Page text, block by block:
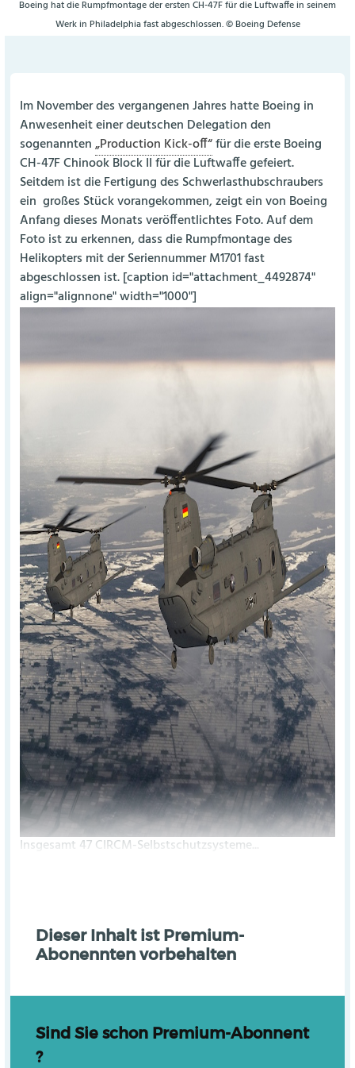
Boeing hat die Rumpfmontage der ersten CH-47F für die Luftwaffe in seinem
Werk in Philadelphia fast abgeschlossen. © Boeing Defense
Im November des vergangenen Jahres hatte Boeing in
Anwesenheit einer deutschen Delegation den
sogenannten„Production Kick-off“für die erste Boeing
CH-47F Chinook Block II für die Luftwaffe gefeiert.
Seitdem ist die Fertigung des Schwerlasthubschraubers
ein großes Stück vorangekommen, zeigt ein von Boeing
Anfang dieses Monats veröffentlichtes Foto. Auf dem
Foto ist zu erkennen, dass die Rumpfmontage des
Helikopters mit der Seriennummer M1701 fast
abgeschlossen ist. [caption id="attachment_4492874"
align="alignnone" width="1000"]
Insgesamt 47 CIRCM-Selbstschutzsysteme...
Dieser Inhalt ist Premium-
Abonennten vorbehalten
Sind Sie schon Premium-Abonnent
?